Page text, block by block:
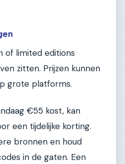
of limited editions
zitten. Prijzen kunnen
grote platforms.
€55 kost, kan
een tijdelijke korting.
bronnen en houd
in de gaten. Een